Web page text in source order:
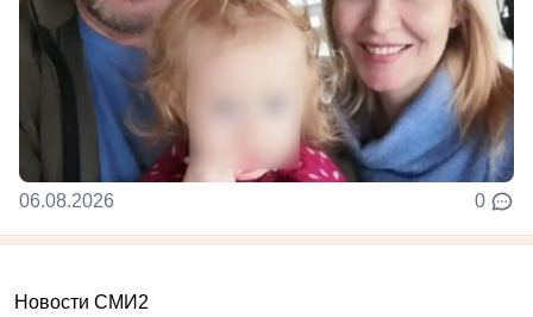
06.08.2026 0
Новости СМИ2